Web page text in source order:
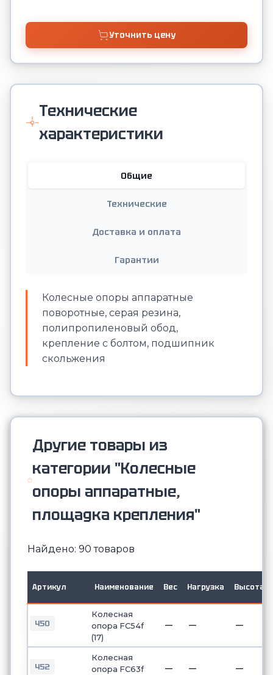
Уточнить цену
Технические
характеристики
Общие
Технические
Доставка и оплата
Гарантии
Колесные опоры аппаратные
поворотные, серая резина,
полипропиленовый обод,
крепление с болтом, подшипник
скольжения
Другие товары из
категории "Колесные
опоры аппаратные,
площадка крепления"
Найдено: 90 товаров
Артикул Наименование Вес Нагрузка Высота
450
Колесная
опора FC54f
(17)
— — —
452
Колесная
опора FC63f
— — —